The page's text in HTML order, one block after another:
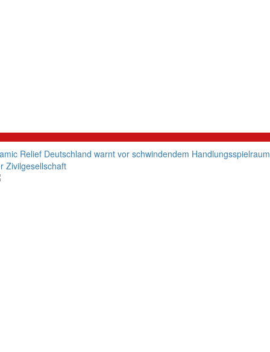
Relief Deutschland warnt vor schwindendem Handlungsspielraum
Zivilgesellschaft